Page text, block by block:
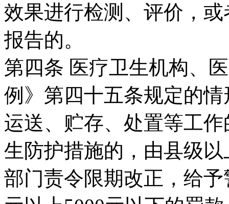
效果进行检测、评价，
报告的。
第四条 医疗卫生机构、
例》第四十五条规定的
运送、贮存、处置等工
生防护措施的，由县级
部门责令限期改正，给